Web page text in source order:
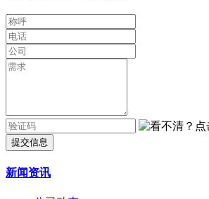
提交信息
新闻资讯